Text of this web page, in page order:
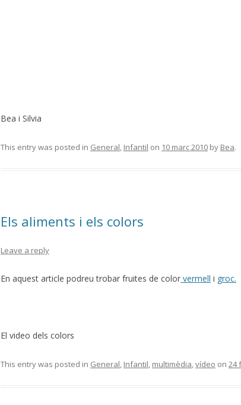
Bea i Silvia
This entry was posted in General, Infantil on 10 març 2010 by Bea.
Els aliments i els colors
Leave a reply
En aquest article podreu trobar fruites de color vermell i groc.
El video dels colors
This entry was posted in General, Infantil, multimèdia,vídeo on 24